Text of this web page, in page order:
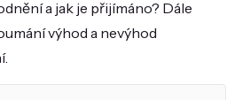
a jak je přijímáno? Dále
výhod a nevýhod